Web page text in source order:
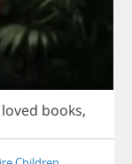
loved books,